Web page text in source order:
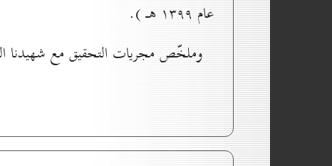
عام ۱۳۹۹ هـ ).
وملخّص مجريات التحقيق مع شهيدنا